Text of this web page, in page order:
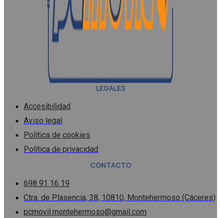
LEGALES
Accesibilidad
Aviso legal
Política de cookies
Política de privacidad
CONTACTO
698 91 16 19
Ctra. de Plasencia, 38, 10810, Montehermoso (Cáceres)
pcmovil.montehermoso@gmail.com